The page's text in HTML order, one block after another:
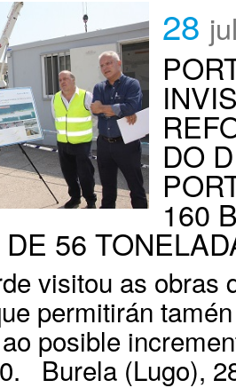
28
DO
160
56
visitou as obras
permitirán
posible
Burela (Lugo),